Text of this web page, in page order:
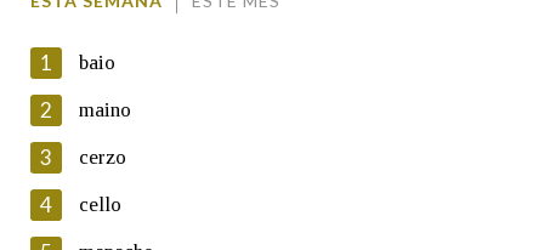
En cumprimento da normativa vixente en materia de
Protección de Datos de Carácter Persoal, a Real Academia
Galega informa a aqueles usuarios que faciliten o seu correo
electrónico, así como calquera outra información de carácter
1 baio
2 maino
3 cerzo
4 cello